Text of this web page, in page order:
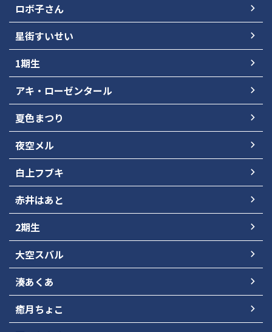
ロボ子さん
星街すいせい
1期生
アキ・ローゼンタール
夏色まつり
夜空メル
白上フブキ
赤井はあと
2期生
大空スバル
湊あくあ
癒月ちょこ